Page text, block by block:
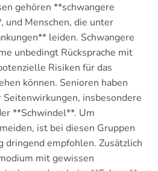
gehören **schwangere
und Menschen, die unter
leiden. Schwangere
unbedingt Rücksprache mit
Risiken für das
können. Senioren haben
insbesondere
**Schwindel**. Um
ist bei diesen Gruppen
dringend empfohlen. Zusätzlich
mit gewissen